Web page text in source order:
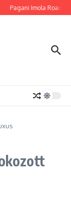
Pagani Imola